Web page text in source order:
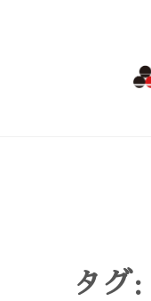
タグ: